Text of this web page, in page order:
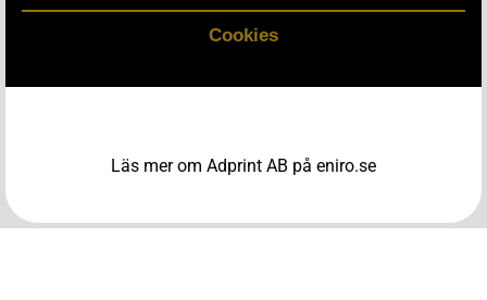
Cookies
Läs mer om Adprint AB på eniro.se